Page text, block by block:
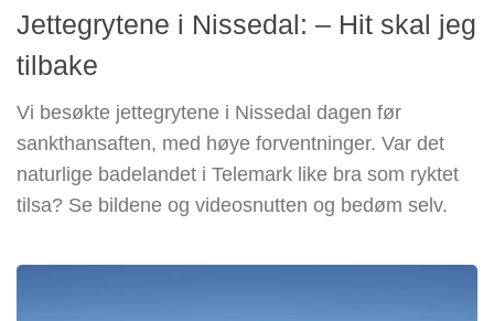
Jettegrytene i Nissedal: – Hit skal jeg
tilbake
Vi besøkte jettegrytene i Nissedal dagen før
sankthansaften, med høye forventninger. Var det
naturlige badelandet i Telemark like bra som ryktet
tilsa? Se bildene og videosnutten og bedøm selv.